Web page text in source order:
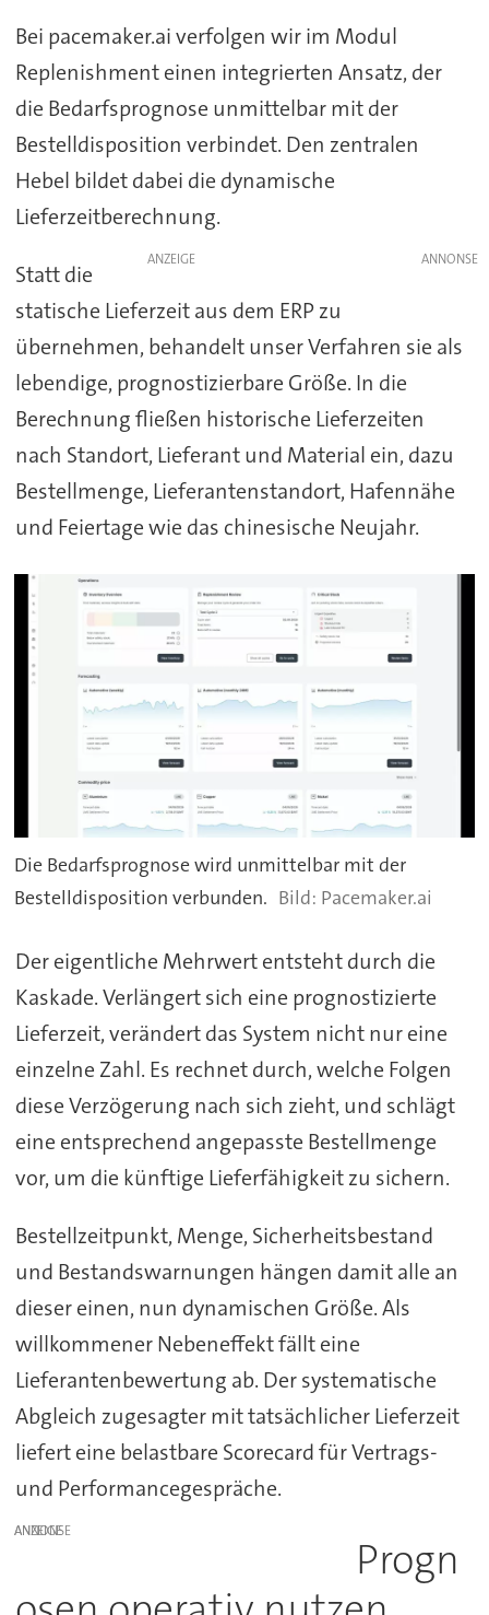
Bei pacemaker.ai verfolgen wir im Modul
Replenishment einen integrierten Ansatz, der
die Bedarfsprognose unmittelbar mit der
Bestelldisposition verbindet. Den zentralen
Hebel bildet dabei die dynamische
Lieferzeitberechnung.
ANZEIGE
Statt die
statische Lieferzeit aus dem ERP zu
übernehmen, behandelt unser Verfahren sie als
lebendige, prognostizierbare Größe. In die
Berechnung fließen historische Lieferzeiten
nach Standort, Lieferant und Material ein, dazu
Bestellmenge, Lieferantenstandort, Hafennähe
und Feiertage wie das chinesische Neujahr.
Die Bedarfsprognose wird unmittelbar mit der
Bestelldisposition verbunden.
Pacemaker.ai
Der eigentliche Mehrwert entsteht durch die
Kaskade. Verlängert sich eine prognostizierte
Lieferzeit, verändert das System nicht nur eine
einzelne Zahl. Es rechnet durch, welche Folgen
diese Verzögerung nach sich zieht, und schlägt
eine entsprechend angepasste Bestellmenge
vor, um die künftige Lieferfähigkeit zu sichern.
Bestellzeitpunkt, Menge, Sicherheitsbestand
und Bestandswarnungen hängen damit alle an
dieser einen, nun dynamischen Größe. Als
willkommener Nebeneffekt fällt eine
Lieferantenbewertung ab. Der systematische
Abgleich zugesagter mit tatsächlicher Lieferzeit
liefert eine belastbare Scorecard für Vertrags-
und Performancegespräche.
ANZEIGE
Progn